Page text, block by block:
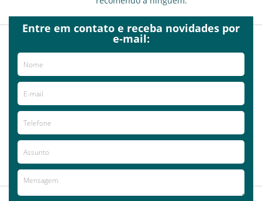
Anonymous
A clínica mais completa da região, fui
com a orientação dos
de realizar exames em raio x no
todos.
Entre em contato e receba novidades por
e-mail: